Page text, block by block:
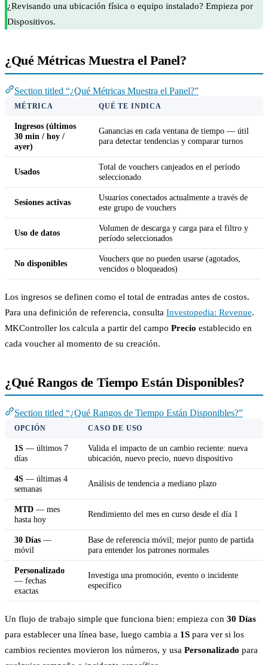
¿Revisando una ubicación física o equipo instalado? Empieza por
Dispositivos.
¿Qué Métricas Muestra el Panel?
Section titled “¿Qué Métricas Muestra el Panel?”
MÉTRICA QUÉ TE INDICA
Ingresos (últimos
30 min / hoy /
ayer)
Ganancias en cada ventana de tiempo — útil
para detectar tendencias y comparar turnos
Usados
Total de vouchers canjeados en el período
seleccionado
Sesiones activas
Usuarios conectados actualmente a través de
este grupo de vouchers
Uso de datos
Volumen de descarga y carga para el filtro y
período seleccionados
No disponibles
Vouchers que no pueden usarse (agotados,
vencidos o bloqueados)
Los ingresos se definen como el total de entradas antes de costos.
Para una definición de referencia, consulta Investopedia: Revenue.
MKController los calcula a partir del campo Precio establecido en
cada voucher al momento de su creación.
¿Qué Rangos de Tiempo Están Disponibles?
Section titled “¿Qué Rangos de Tiempo Están Disponibles?”
OPCIÓN CASO DE USO
1S — últimos 7
días
Valida el impacto de un cambio reciente: nueva
ubicación, nuevo precio, nuevo dispositivo
4S — últimas 4
semanas
Análisis de tendencia a mediano plazo
MTD — mes
hasta hoy
Rendimiento del mes en curso desde el día 1
30 Días —
móvil
Base de referencia móvil; mejor punto de partida
para entender los patrones normales
Personalizado
— fechas
exactas
Investiga una promoción, evento o incidente
específico
Un flujo de trabajo simple que funciona bien: empieza con 30 Días
para establecer una línea base, luego cambia a 1S para ver si los
cambios recientes movieron los números, y usa Personalizado para